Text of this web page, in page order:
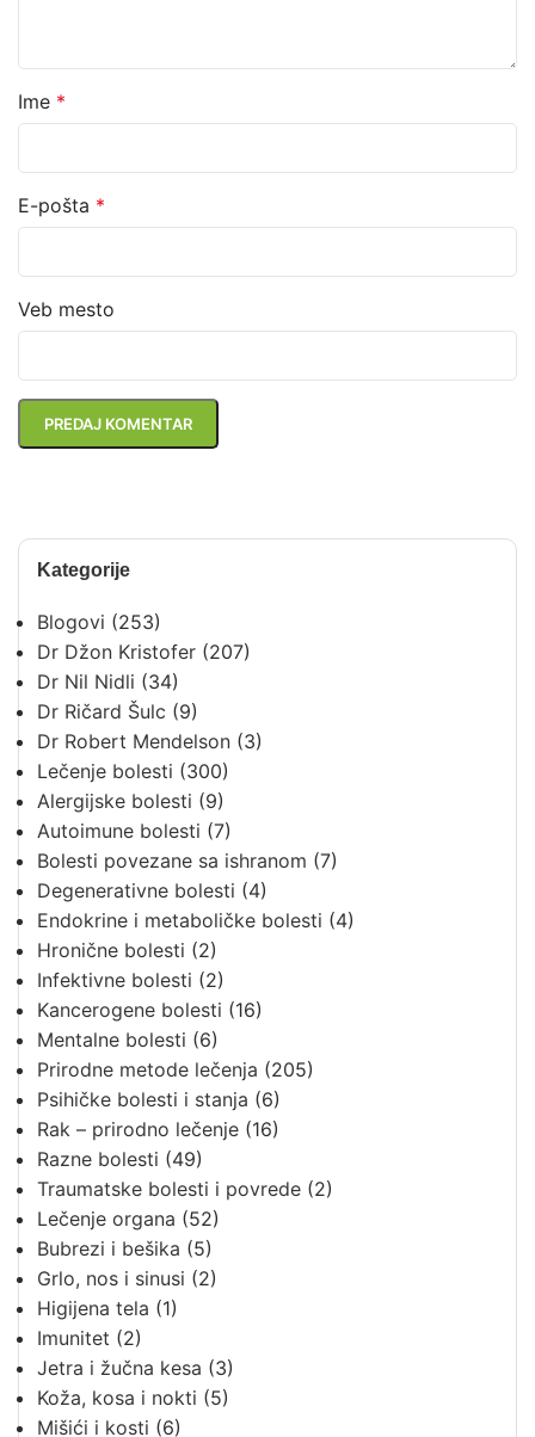
Kategorije
Blogovi (253)
Dr Džon Kristofer (207)
Dr Nil Nidli (34)
Dr Ričard Šulc (9)
Dr Robert Mendelson (3)
Lečenje bolesti (300)
Alergijske bolesti (9)
Autoimune bolesti (7)
Bolesti povezane sa ishranom (7)
Degenerativne bolesti (4)
Endokrine i metaboličke bolesti (4)
Hronične bolesti (2)
Infektivne bolesti (2)
Kancerogene bolesti (16)
Mentalne bolesti (6)
Prirodne metode lečenja (205)
Psihičke bolesti i stanja (6)
Rak – prirodno lečenje (16)
Razne bolesti (49)
Traumatske bolesti i povrede (2)
Lečenje organa (52)
Bubrezi i bešika (5)
Grlo, nos i sinusi (2)
Higijena tela (1)
Imunitet (2)
Jetra i žučna kesa (3)
Koža, kosa i nokti (5)
Mišići i kosti (6)
Ime *
E-pošta *
Veb mesto